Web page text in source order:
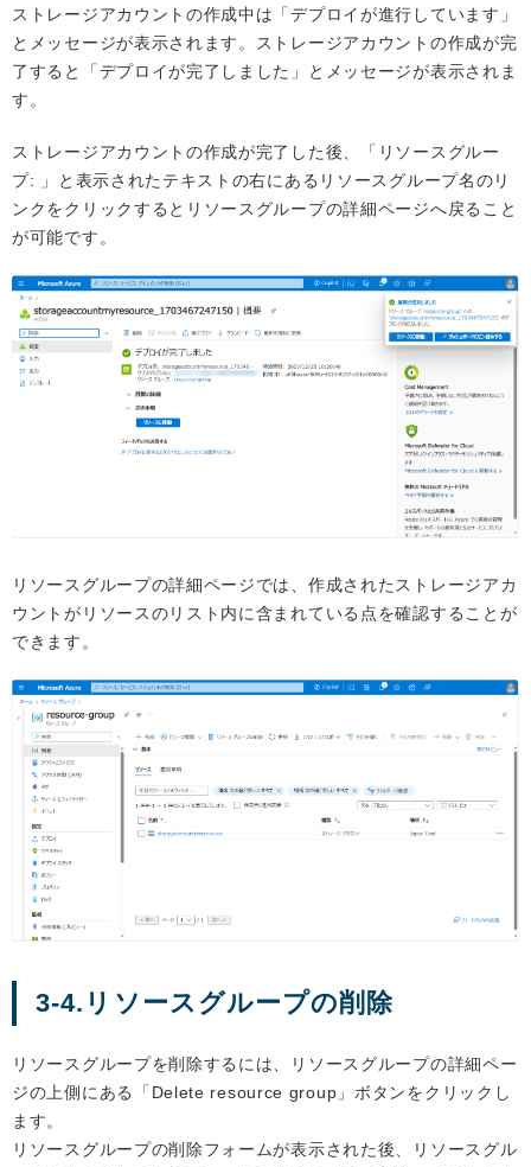
ストレージアカウントの作成中は「デプロイが進行しています」
とメッセージが表示されます。ストレージアカウントの作成が完
了すると「デプロイが完了しました」とメッセージが表示されま
す。
ストレージアカウントの作成が完了した後、「リソースグルー
プ: 」と表示されたテキストの右にあるリソースグループ名のリ
ンクをクリックするとリソースグループの詳細ページへ戻ること
が可能です。
リソースグループの詳細ページでは、作成されたストレージアカ
ウントがリソースのリスト内に含まれている点を確認することが
できます。
3-4.リソースグループの削除
リソースグループを削除するには、リソースグループの詳細ペー
ジの上側にある「Delete resource group」ボタンをクリックし
ます。
リソースグループの削除フォームが表示された後、リソースグル